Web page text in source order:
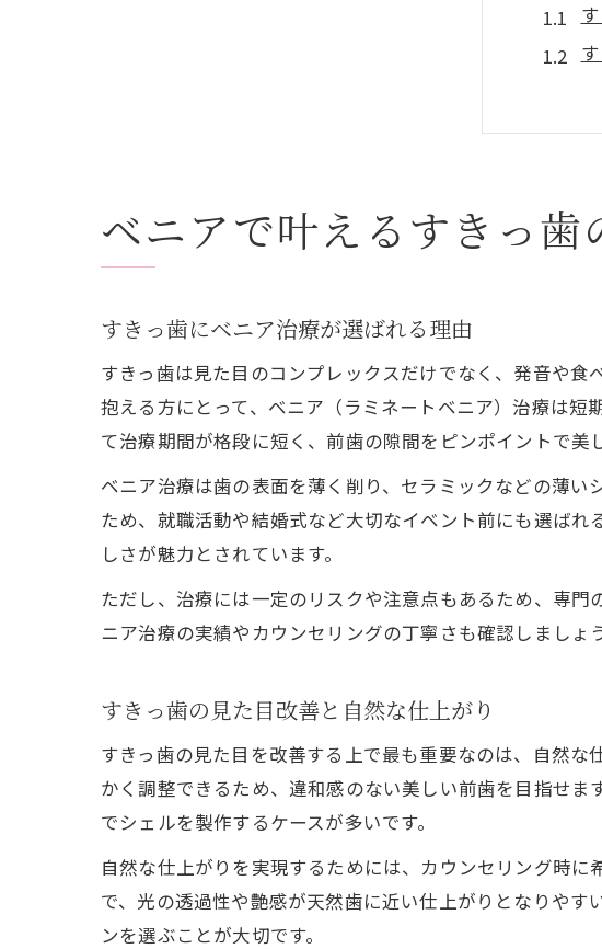
すき
岡山
ベニ
ベニアで叶えるすきっ歯
すきっ歯にベニア治療が選ばれる理由
すきっ歯は見た目のコンプレックスだけでなく、発音や
抱える方にとって、ベニア（ラミネートベニア）治療は
て治療期間が格段に短く、前歯の隙間をピンポイントで美
ベニア治療は歯の表面を薄く削り、セラミックなどの薄
ため、就職活動や結婚式など大切なイベント前にも選ば
しさが魅力とされています。
ただし、治療には一定のリスクや注意点もあるため、専
ニア治療の実績やカウンセリングの丁寧さも確認しましょう
すきっ歯の見た目改善と自然な仕上がり
すきっ歯の見た目を改善する上で最も重要なのは、自然
かく調整できるため、違和感のない美しい前歯を目指せ
でシェルを製作するケースが多いです。
自然な仕上がりを実現するためには、カウンセリング時
で、光の透過性や艶感が天然歯に近い仕上がりとなりや
ンを選ぶことが大切です。